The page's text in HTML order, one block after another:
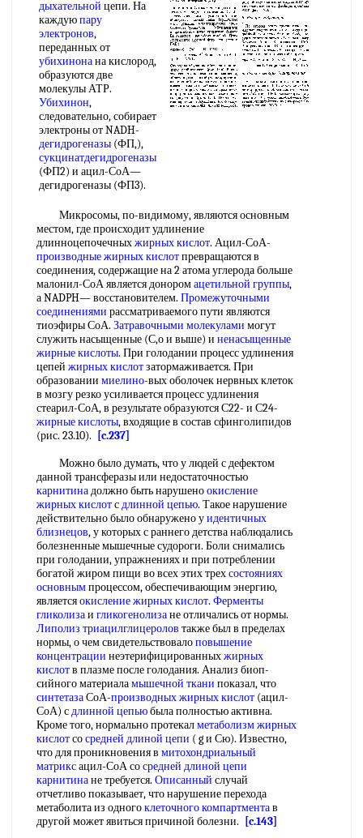
дыхательной цепи. На
каждуюпару
электронов,
переданных от
убихинонана кислород,
образуются две
молекулы АТР.
Убихинон,
следовательно, собирает
электроны от NADH-
дегидрогеназы (ФП,),
сукцинатдегидрогеназы
(ФП2) и ацил-СоА—
дегидрогеназы (ФП3).
Микросомы, по-видимому, являются основным
местом, где происходит удлинение
длинноцепочечныхжирных кислот. Ацил-СоА-
производные жирных кислотпревращаются в
соединения, содержащие на 2 атома углерода больше
малонил-СоА является доноромацетильной группы,
а NADPH— восстановителем. Промежуточными
соединениями рассматриваемого пути являются
тиоэфиры СоА. Затравочными молекулами могут
служить насыщенные (С,о и выше) и ненасыщенные
жирные кислоты. При голодании процесс удлинения
цепей жирных кислотзатормаживается. При
образовании миелино-вых оболочек нервных клеток
в мозгу резко усиливается процесс удлинения
стеарил-СоА, в результате образуются С22- и С24-
жирные кислоты, входящие в состав сфинголипидов
(рис. 23.10).
[c.237]
Можно было думать, что у людей с дефектом
данной трансферазы или недостаточностью
карнитинадолжно быть нарушеноокисление
жирных кислотсдлинной цепью. Такое нарушение
действительно было обнаружено уидентичных
близнецов, у которых с раннего детства наблюдались
болезненные мышечные судороги. Боли снимались
при голодании, упражнениях и при потреблении
богатой жиром пищи во всех этих трехсостояниях
основнымпроцессом, обеспечивающим энергию,
являетсяокисление жирных кислот. Ферменты
гликолизаи гликогенолизане отличались от нормы.
Липолиз триацилглицеролов также был в пределах
нормы, о чем свидетельствовалоповышение
концентрации неэтерифицированныхжирных
кислотв плазме после голодания. Анализ биоп-
сийного материаламышечной ткани показал, что
синтетазаСоА-производных жирных кислот (ацил-
СоА) сдлинной цепьюбыла полностью активна.
Кроме того, нормально протекалметаболизм жирных
кислотсосредней длиной цепи ( g и Сю). Известно,
что для проникновения в митохондриальный
матриксацил-СоА сосредней длиной цепи
карнитинане требуется. Описанный случай
отчетливо показывает, что нарушение перехода
метаболита из одногоклеточного компартментав
другой может явиться причиной болезни.
[c.143]